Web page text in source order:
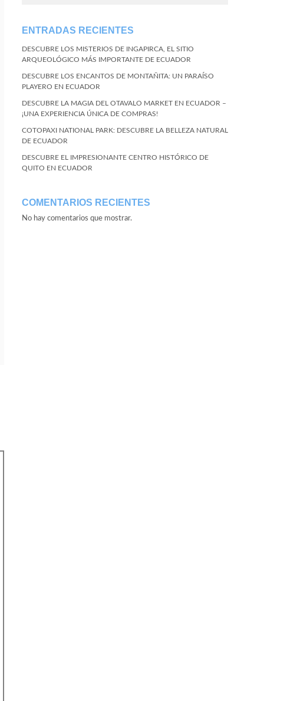
ENTRADAS RECIENTES
DESCUBRE LOS MISTERIOS DE INGAPIRCA, EL SITIO
ARQUEOLÓGICO MÁS IMPORTANTE DE ECUADOR
DESCUBRE LOS ENCANTOS DE MONTAÑITA: UN PARAÍSO
PLAYERO EN ECUADOR
DESCUBRE LA MAGIA DEL OTAVALO MARKET EN ECUADOR –
¡UNA EXPERIENCIA ÚNICA DE COMPRAS!
COTOPAXI NATIONAL PARK: DESCUBRE LA BELLEZA NATURAL
DE ECUADOR
DESCUBRE EL IMPRESIONANTE CENTRO HISTÓRICO DE
QUITO EN ECUADOR
COMENTARIOS RECIENTES
No hay comentarios que mostrar.